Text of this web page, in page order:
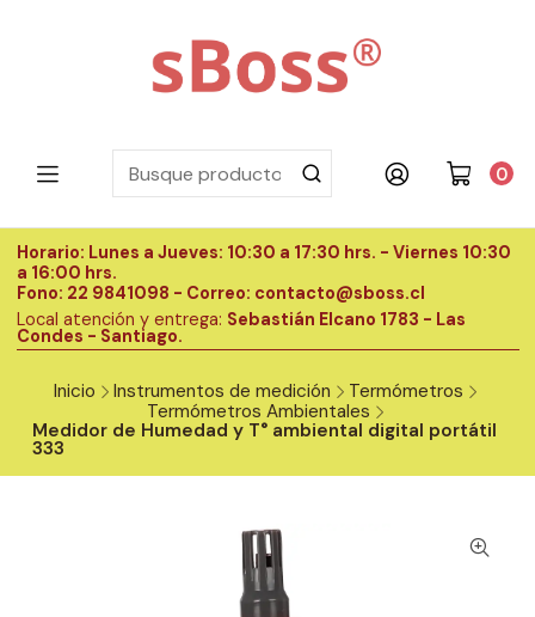
0
Horario: Lunes a Jueves: 10:30 a 17:30 hrs. - Viernes 10:30
a 16:00 hrs.
Fono: 22 9841098 - Correo: contacto@sboss.cl
Local atención y entrega: Sebastián Elcano 1783 - Las
Condes - Santiago.
Inicio Instrumentos de medición
Termómetros
Termómetros Ambientales
Medidor de Humedad y T° ambiental digital portátil
333